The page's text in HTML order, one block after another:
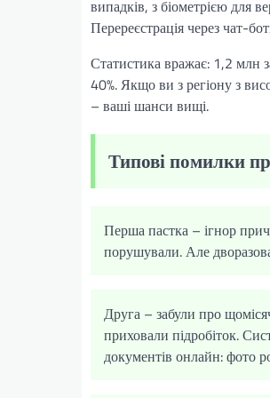
випадків, з біометрією для
Перереєстрація через чат-
Статистика вражає: 1,2 млн
40%. Якщо ви з регіону з
– ваші шанси вищі.
Типові помилки
Перша пастка – ігнор
порушували. Але
Друга – забули про
приховали підробіток.
документів онлайн: фото